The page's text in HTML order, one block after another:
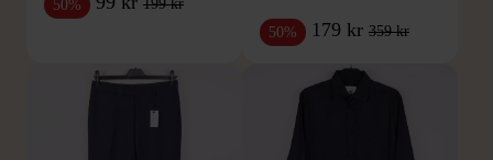
50%
199 kr
50%
179 kr 359 kr